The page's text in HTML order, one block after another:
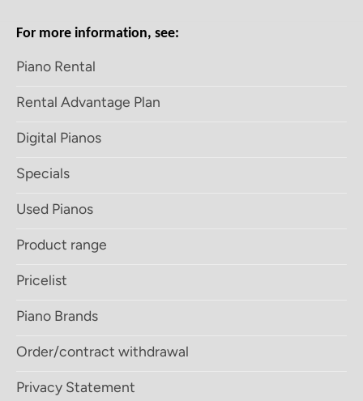
For more information, see:
Piano Rental
Rental Advantage Plan
Digital Pianos
Specials
Used Pianos
Product range
Pricelist
Piano Brands
Order/contract withdrawal
Privacy Statement